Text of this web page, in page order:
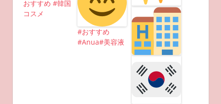
おすすめ #韓国
コスメ
#おすすめ
#Anua#美容液